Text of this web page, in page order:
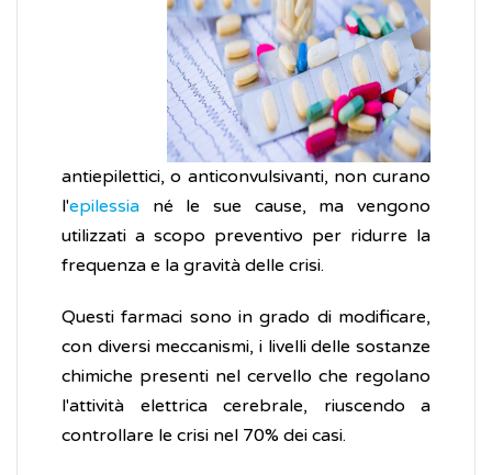
antiepilettici, o anticonvulsivanti, non curano
l'epilessia né le sue cause, ma vengono
utilizzati a scopo preventivo per ridurre la
frequenza e la gravità delle crisi.
Questi farmaci sono in grado di modificare,
con diversi meccanismi, i livelli delle sostanze
chimiche presenti nel cervello che regolano
l'attività elettrica cerebrale, riuscendo a
controllare le crisi nel 70% dei casi.